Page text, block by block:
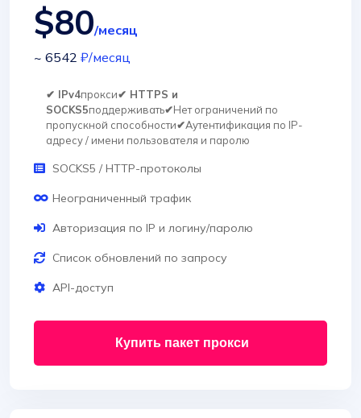
$80/месяц
~ 6542 ₽/месяц
✔ IPv4прокси✔ HTTPS и
SOCKS5поддерживать✔Нет ограничений по
пропускной способности✔Аутентификация по IP-
адресу / имени пользователя и паролю
SOCKS5 / HTTP-протоколы
Неограниченный трафик
Авторизация по IP и логину/паролю
Список обновлений по запросу
API-доступ
Купить пакет прокси